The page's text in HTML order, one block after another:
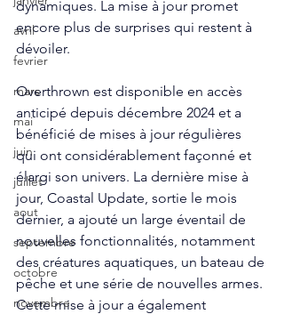
avril
fevrier
mars
mai
juin
juillet
aout
septembre
octobre
novembre
dynamiques. La mise à jour promet
encore plus de surprises qui restent à
dévoiler.
Overthrown est disponible en accès
anticipé depuis décembre 2024 et a
bénéficié de mises à jour régulières
qui ont considérablement façonné et
élargi son univers. La dernière mise à
jour, Coastal Update, sortie le mois
dernier, a ajouté un large éventail de
nouvelles fonctionnalités, notamment
des créatures aquatiques, un bateau de
pêche et une série de nouvelles armes.
Cette mise à jour a également